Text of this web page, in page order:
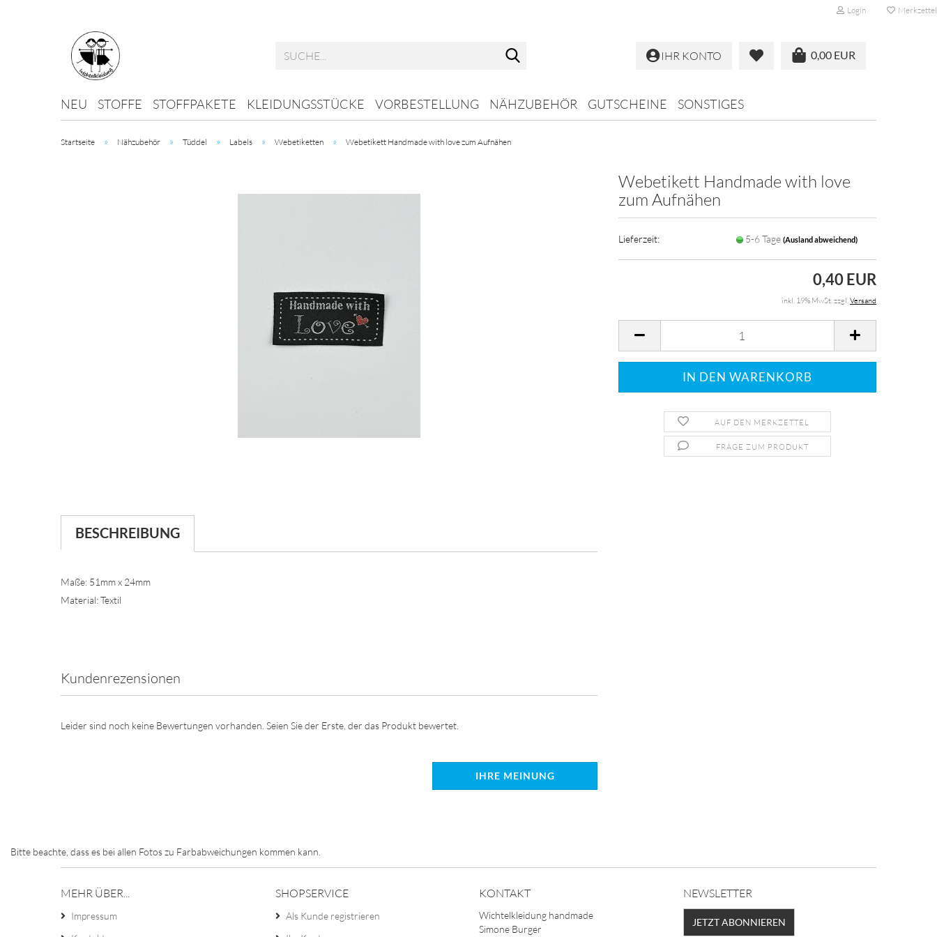
Login Merkzettel
0,00 EUR
IHR KONTO
NEU STOFFE STOFFPAKETE KLEIDUNGSSTÜCKE VORBESTELLUNG NÄHZUBEHÖR GUTSCHEINE SONSTIGES
Startseite » Nähzubehör » Tüddel » Labels » Webetiketten » Webetikett Handmade with love zum Aufnähen
Webetikett Handmade with love
zum Aufnähen
Lieferzeit: 5-6 Tage(Ausland abweichend)
0,40 EUR
inkl. 19% MwSt. zzgl.Versand
AUF DEN MERKZETTEL
FRAGE ZUM PRODUKT
BESCHREIBUNG
Maße: 51mm x 24mm
Material: Textil
Kundenrezensionen
Leider sind noch keine Bewertungen vorhanden. Seien Sie der Erste, der das Produkt bewertet.
IHRE MEINUNG
Bitte beachte, dass es bei allen Fotos zu Farbabweichungen kommen kann.
MEHR ÜBER...
Impressum
SHOPSERVICE
Als Kunde registrieren
KONTAKT
Wichtelkleidung handmade
Simone Burger
NEWSLETTER
JETZT ABONNIEREN